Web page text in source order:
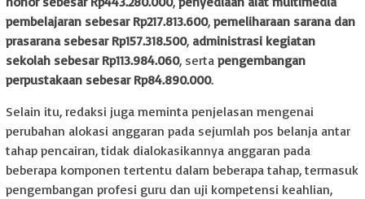
pembelajaran sebesar Rp217.813.600, pemeliharaan sarana dan
prasarana sebesar Rp157.318.500, administrasi kegiatan
sekolah sebesar Rp113.984.060, serta pengembangan
perpustakaan sebesar Rp84.890.000.
Selain itu, redaksi juga meminta penjelasan mengenai
perubahan alokasi anggaran pada sejumlah pos belanja antar
tahap pencairan, tidak dialokasikannya anggaran pada
beberapa komponen tertentu dalam beberapa tahap, termasuk
pengembangan profesi guru dan uji kompetensi keahlian,